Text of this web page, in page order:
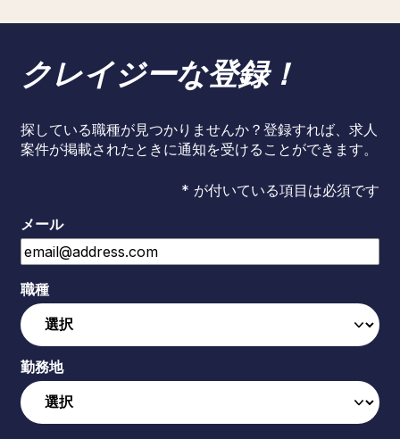
クレイジーな登録！
探している職種が見つかりませんか？登録すれば、求人
案件が掲載されたときに通知を受けることができます。
* が付いている項目は必須です
メール
職種
勤務地